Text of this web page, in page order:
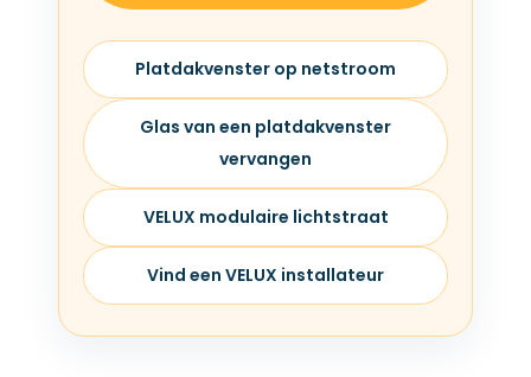
Platdakvenster op netstroom
Glas van een platdakvenster
vervangen
VELUX modulaire lichtstraat
Vind een VELUX installateur